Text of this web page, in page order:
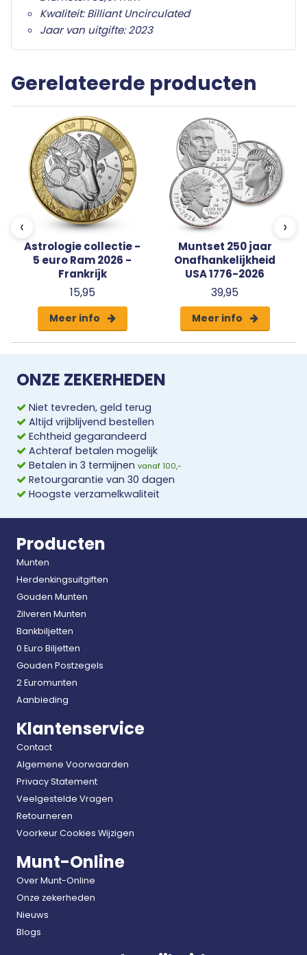
Kwaliteit: Billiant Uncirculated
Jaar van uitgifte: 2023
Gerelateerde producten
‹
Astrologie collectie -
5 euro Ram 2026 -
Frankrijk
15,95
Meer info
Muntset 250 jaar
Onafhankelijkheid
USA 1776-2026
39,95
Meer info
›
ONZE ZEKERHEDEN
Niet tevreden, geld terug
Altijd vrijblijvend bestellen
Echtheid gegarandeerd
Achteraf betalen mogelijk
Betalen in 3 termijnen vanaf 100,-
Retourgarantie van 30 dagen
Hoogste verzamelkwaliteit
Producten
Munten
Herdenkingsuitgiften
Gouden Munten
Zilveren Munten
Bankbiljetten
0 Euro Biljetten
Gouden Postzegels
2 Euromunten
Aanbieding
Klantenservice
Contact
Algemene Voorwaarden
Privacy Statement
Veelgestelde Vragen
Retourneren
Voorkeur Cookies Wijzigen
Munt-Online
Over Munt-Online
Onze zekerheden
Nieuws
Blogs